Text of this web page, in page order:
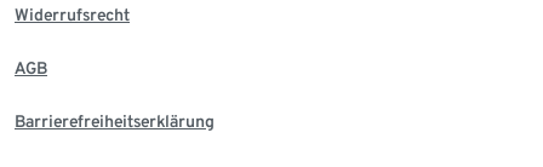
Widerrufsrecht
AGB
Barrierefreiheitserklärung